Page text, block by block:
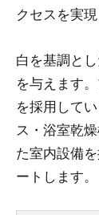
クセスを実現
白を基調と
を与えます
を採用して
ス・浴室乾
た室内設備
ートします。